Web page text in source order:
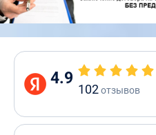
4.9
102отзывов